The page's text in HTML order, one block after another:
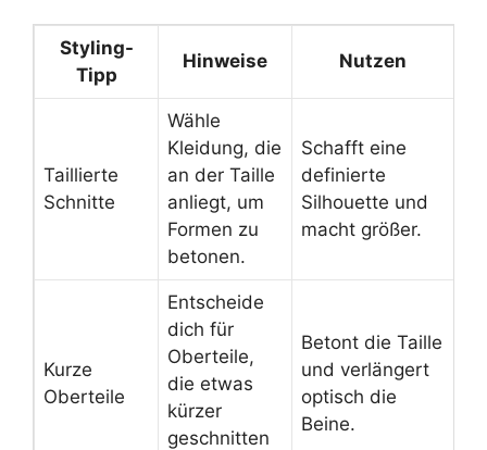
Styling-
Tipp
Hinweise Nutzen
Taillierte
Schnitte
Wähle
Kleidung, die
an der Taille
anliegt, um
Formen zu
betonen.
Schafft eine
definierte
Silhouette und
macht größer.
Kurze
Oberteile
Entscheide
dich für
Oberteile,
die etwas
kürzer
geschnitten
Betont die Taille
und verlängert
optisch die
Beine.